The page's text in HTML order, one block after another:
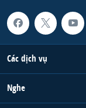
Các dịch vụ
Nghe